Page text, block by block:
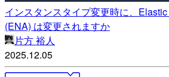
インスタンスタイプ変更時に、
(ENA) は変更されますか
片方 裕人
2025.12.05